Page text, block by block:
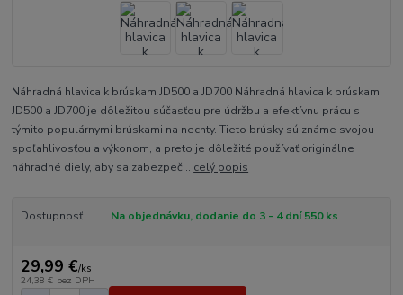
Náhradná hlavica k brúskam JD500 a JD700 Náhradná hlavica k brúskam
JD500 a JD700 je dôležitou súčasťou pre údržbu a efektívnu prácu s
týmito populárnymi brúskami na nechty. Tieto brúsky sú známe svojou
spoľahlivosťou a výkonom, a preto je dôležité používať originálne
náhradné diely, aby sa zabezpeč... celý popis
Dostupnosť Na objednávku, dodanie do 3 - 4 dní 550 ks
29,99 €/ks
24,38 € bez DPH